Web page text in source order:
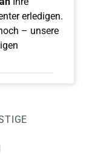
erledigen.
– unsere